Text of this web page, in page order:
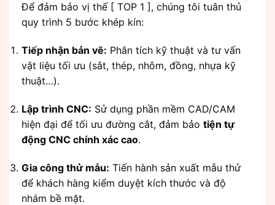
Để đảm bảo vị thế [ TOP 1 ], chúng tôi tuân thủ
quy trình 5 bước khép kín:
Tiếp nhận bản vẽ: Phân tích kỹ thuật và tư vấn
vật liệu tối ưu (sắt, thép, nhôm, đồng, nhựa kỹ
thuật…).
Lập trình CNC: Sử dụng phần mềm CAD/CAM
hiện đại để tối ưu đường cắt, đảm bảo tiện tự
động CNC chính xác cao.
Gia công thử mẫu: Tiến hành sản xuất mẫu thử
để khách hàng kiểm duyệt kích thước và độ
nhám bề mặt.